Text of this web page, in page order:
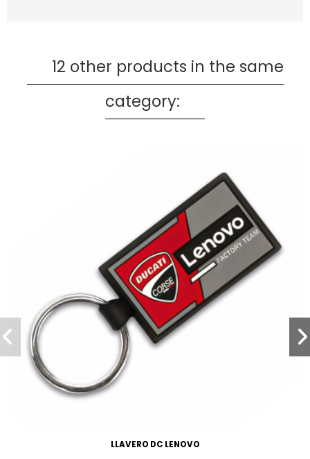
12 other products in the same
category:
LLAVERO DC LENOVO